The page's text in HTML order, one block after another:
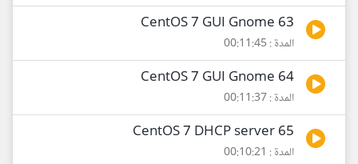
63 CentOS 7 GUI Gnome
المدة : 00:11:45
64 CentOS 7 GUI Gnome
المدة : 00:11:37
65 CentOS 7 DHCP server
المدة : 00:10:21